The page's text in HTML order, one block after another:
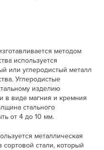
методом
используется
или углеродистый металл
Углеродистые
изделию
в виде магния и кремния
стального
от 4 до 10 мм.
металлическая
сортовой стали, который